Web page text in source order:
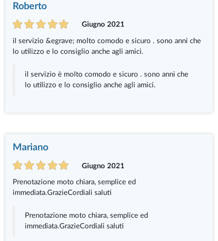
Roberto
Giugno 2021
il servizio &egrave; molto comodo e sicuro . sono anni che
lo utilizzo e lo consiglio anche agli amici.
il servizio è molto comodo e sicuro . sono anni che
lo utilizzo e lo consiglio anche agli amici.
Mariano
Giugno 2021
Prenotazione moto chiara, semplice ed
immediata.GrazieCordiali saluti
Prenotazione moto chiara, semplice ed
immediata.GrazieCordiali saluti